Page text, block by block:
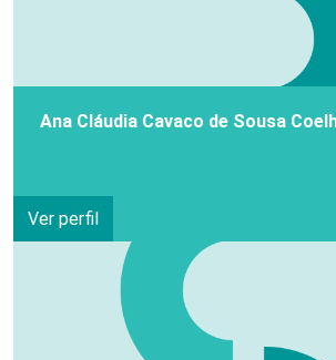
Ana Cláudia Cavaco de Sousa
Ver perfil